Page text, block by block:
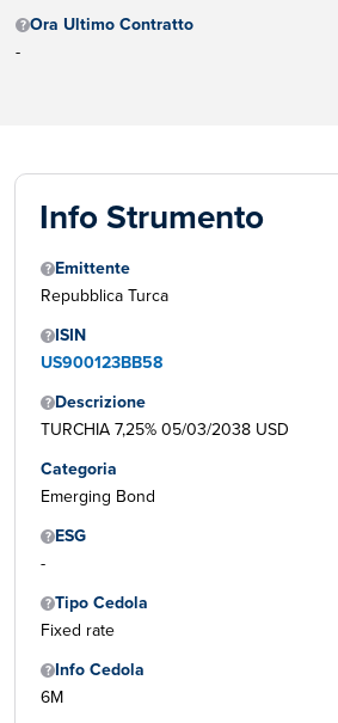
Ora Ultimo Contratto
-
Info Strumento
Emittente
Repubblica Turca
ISIN
US900123BB58
Descrizione
TURCHIA 7,25% 05/03/2038 USD
Categoria
Emerging Bond
ESG
-
Tipo Cedola
Fixed rate
Info Cedola
6M